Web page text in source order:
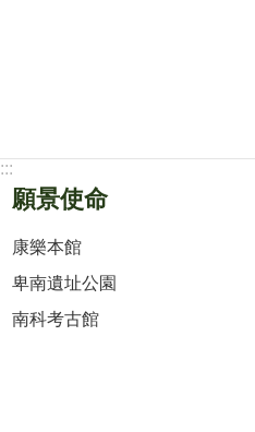
:::
願景使命
康樂本館
卑南遺址公園
南科考古館